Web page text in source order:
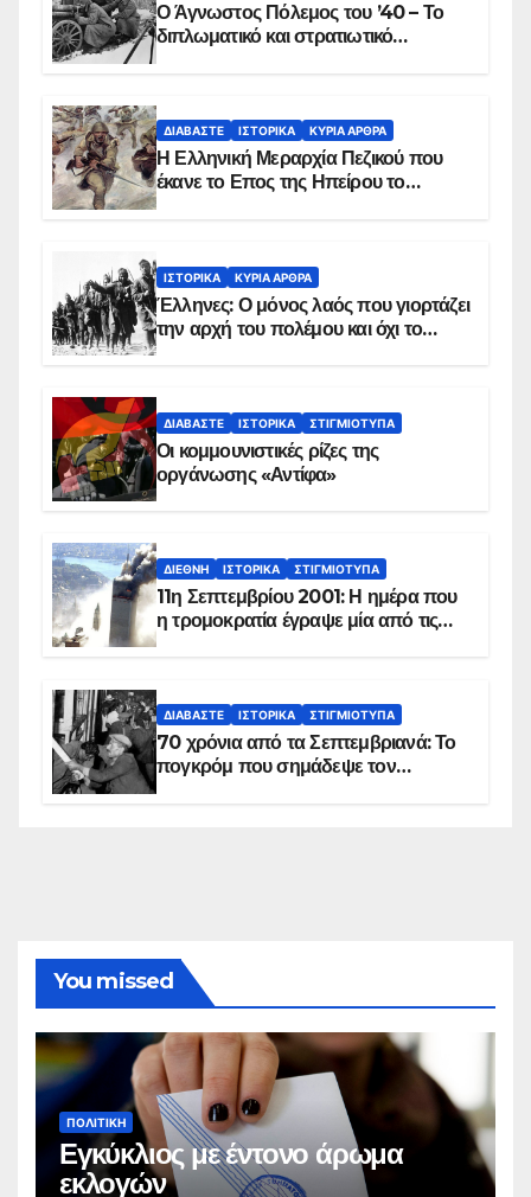
Ο Άγνωστος Πόλεμος του ’40 – Το
διπλωματικό και στρατιωτικό
ΔΙΑΒΆΣΤΕ ΙΣΤΟΡΙΚΆ ΚΥΡΙΑ ΑΡΘΡΑ
Η Ελληνική Μεραρχία Πεζικού που
έκανε το Επος της Ηπείρου το
ΙΣΤΟΡΙΚΆ ΚΥΡΙΑ ΑΡΘΡΑ
Έλληνες: Ο μόνος λαός που γιορτάζει
την αρχή του πολέμου και όχι το
ΔΙΑΒΆΣΤΕ ΙΣΤΟΡΙΚΆ ΣΤΙΓΜΙΌΤΥΠΑ
Οι κομμουνιστικές ρίζες της
οργάνωσης «Αντίφα»
ΔΙΕΘΝΉ ΙΣΤΟΡΙΚΆ ΣΤΙΓΜΙΌΤΥΠΑ
11η Σεπτεμβρίου 2001: Η ημέρα που
η τρομοκρατία έγραψε μία από τις
ΔΙΑΒΆΣΤΕ ΙΣΤΟΡΙΚΆ ΣΤΙΓΜΙΌΤΥΠΑ
70 χρόνια από τα Σεπτεμβριανά: Το
πογκρόμ που σημάδεψε τον
You missed
ΠΟΛΙΤΙΚΉ
Εγκύκλιος με έντονο άρωμα
εκλογών